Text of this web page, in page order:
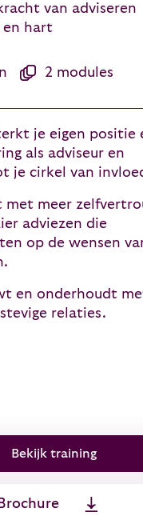
van adviseren
en hart
2 modules
je eigen positie
als adviseur en
je cirkel van
met meer
adviezen die
op de wensen
en onderhoudt
relaties.
Bekijk training
Brochure